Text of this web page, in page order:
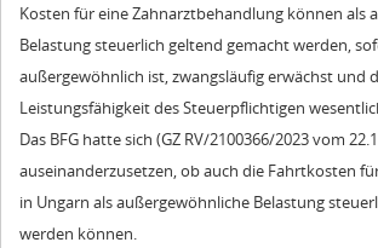
Kosten für eine Zahnarztbehandlung können als
Belastung steuerlich geltend gemacht werden,
außergewöhnlich ist, zwangsläufig erwächst und
Leistungsfähigkeit des Steuerpflichtigen
Das BFG hatte sich (GZ RV/2100366/2023 vom
auseinanderzusetzen, ob auch die Fahrtkosten
in Ungarn als außergewöhnliche Belastung
werden können.